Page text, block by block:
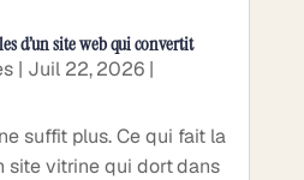
d’un site web qui convertit
| Juil 22, 2026 |
suffit plus. Ce qui fait la
site vitrine qui dort dans